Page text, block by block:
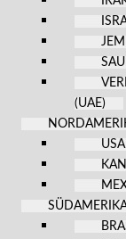
(UAE)
USA